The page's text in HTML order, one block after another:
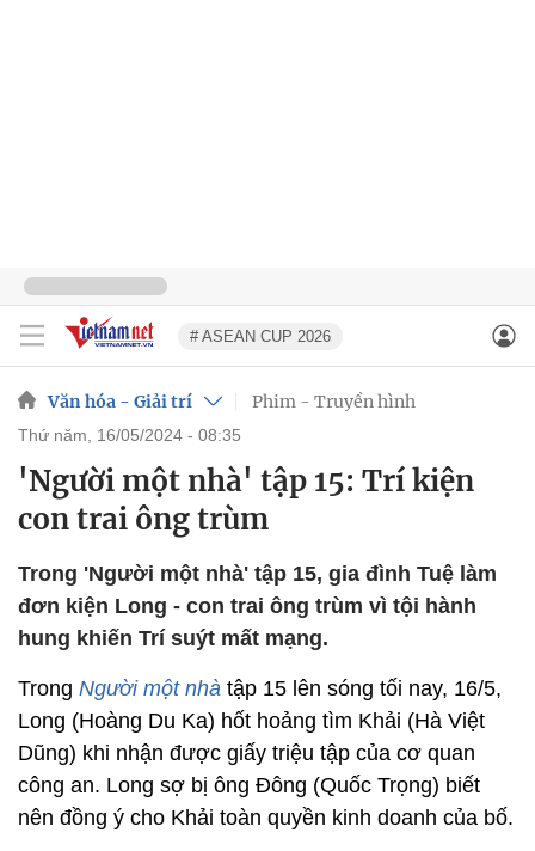
# ASEAN CUP 2026
Văn hóa - Giải trí Phim - Truyền hình
thứ năm, 16/05/2024 - 08:35
'Người một nhà' tập 15: Trí kiện
con trai ông trùm
Trong 'Người một nhà' tập 15, gia đình Tuệ làm
đơn kiện Long - con trai ông trùm vì tội hành
hung khiến Trí suýt mất mạng.
Trong Người một nhà tập 15 lên sóng tối nay, 16/5,
Long (Hoàng Du Ka) hốt hoảng tìm Khải (Hà Việt
Dũng) khi nhận được giấy triệu tập của cơ quan
công an. Long sợ bị ông Đông (Quốc Trọng) biết
nên đồng ý cho Khải toàn quyền kinh doanh của bố.